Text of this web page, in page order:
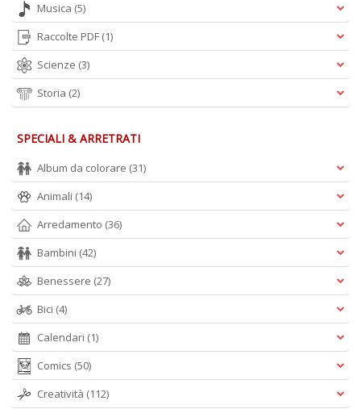
Musica (5)
Raccolte PDF (1)
Scienze (3)
Storia (2)
SPECIALI & ARRETRATI
Album da colorare (31)
Animali (14)
Arredamento (36)
Bambini (42)
Benessere (27)
Bici (4)
Calendari (1)
Comics (50)
Creatività (112)